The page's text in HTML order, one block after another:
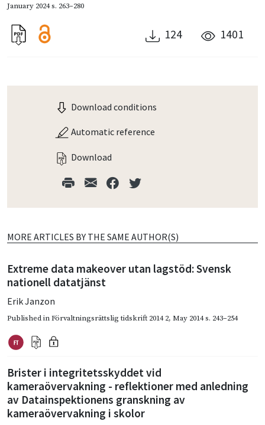
January 2024s. 263–280
124 1401
Download conditions
Automatic reference
Download
MORE ARTICLES BY THE SAME AUTHOR(S)
Extreme data makeover utan lagstöd: Svensk
nationell datatjänst
Erik Janzon
Published inFörvaltningsrättslig tidskrift 2014 2, May 2014s. 243–254
Brister i integritetsskyddet vid
kameraövervakning - reflektioner med anledning
av Datainspektionens granskning av
kameraövervakning i skolor